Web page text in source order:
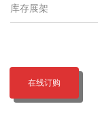
库存展架
在线订购